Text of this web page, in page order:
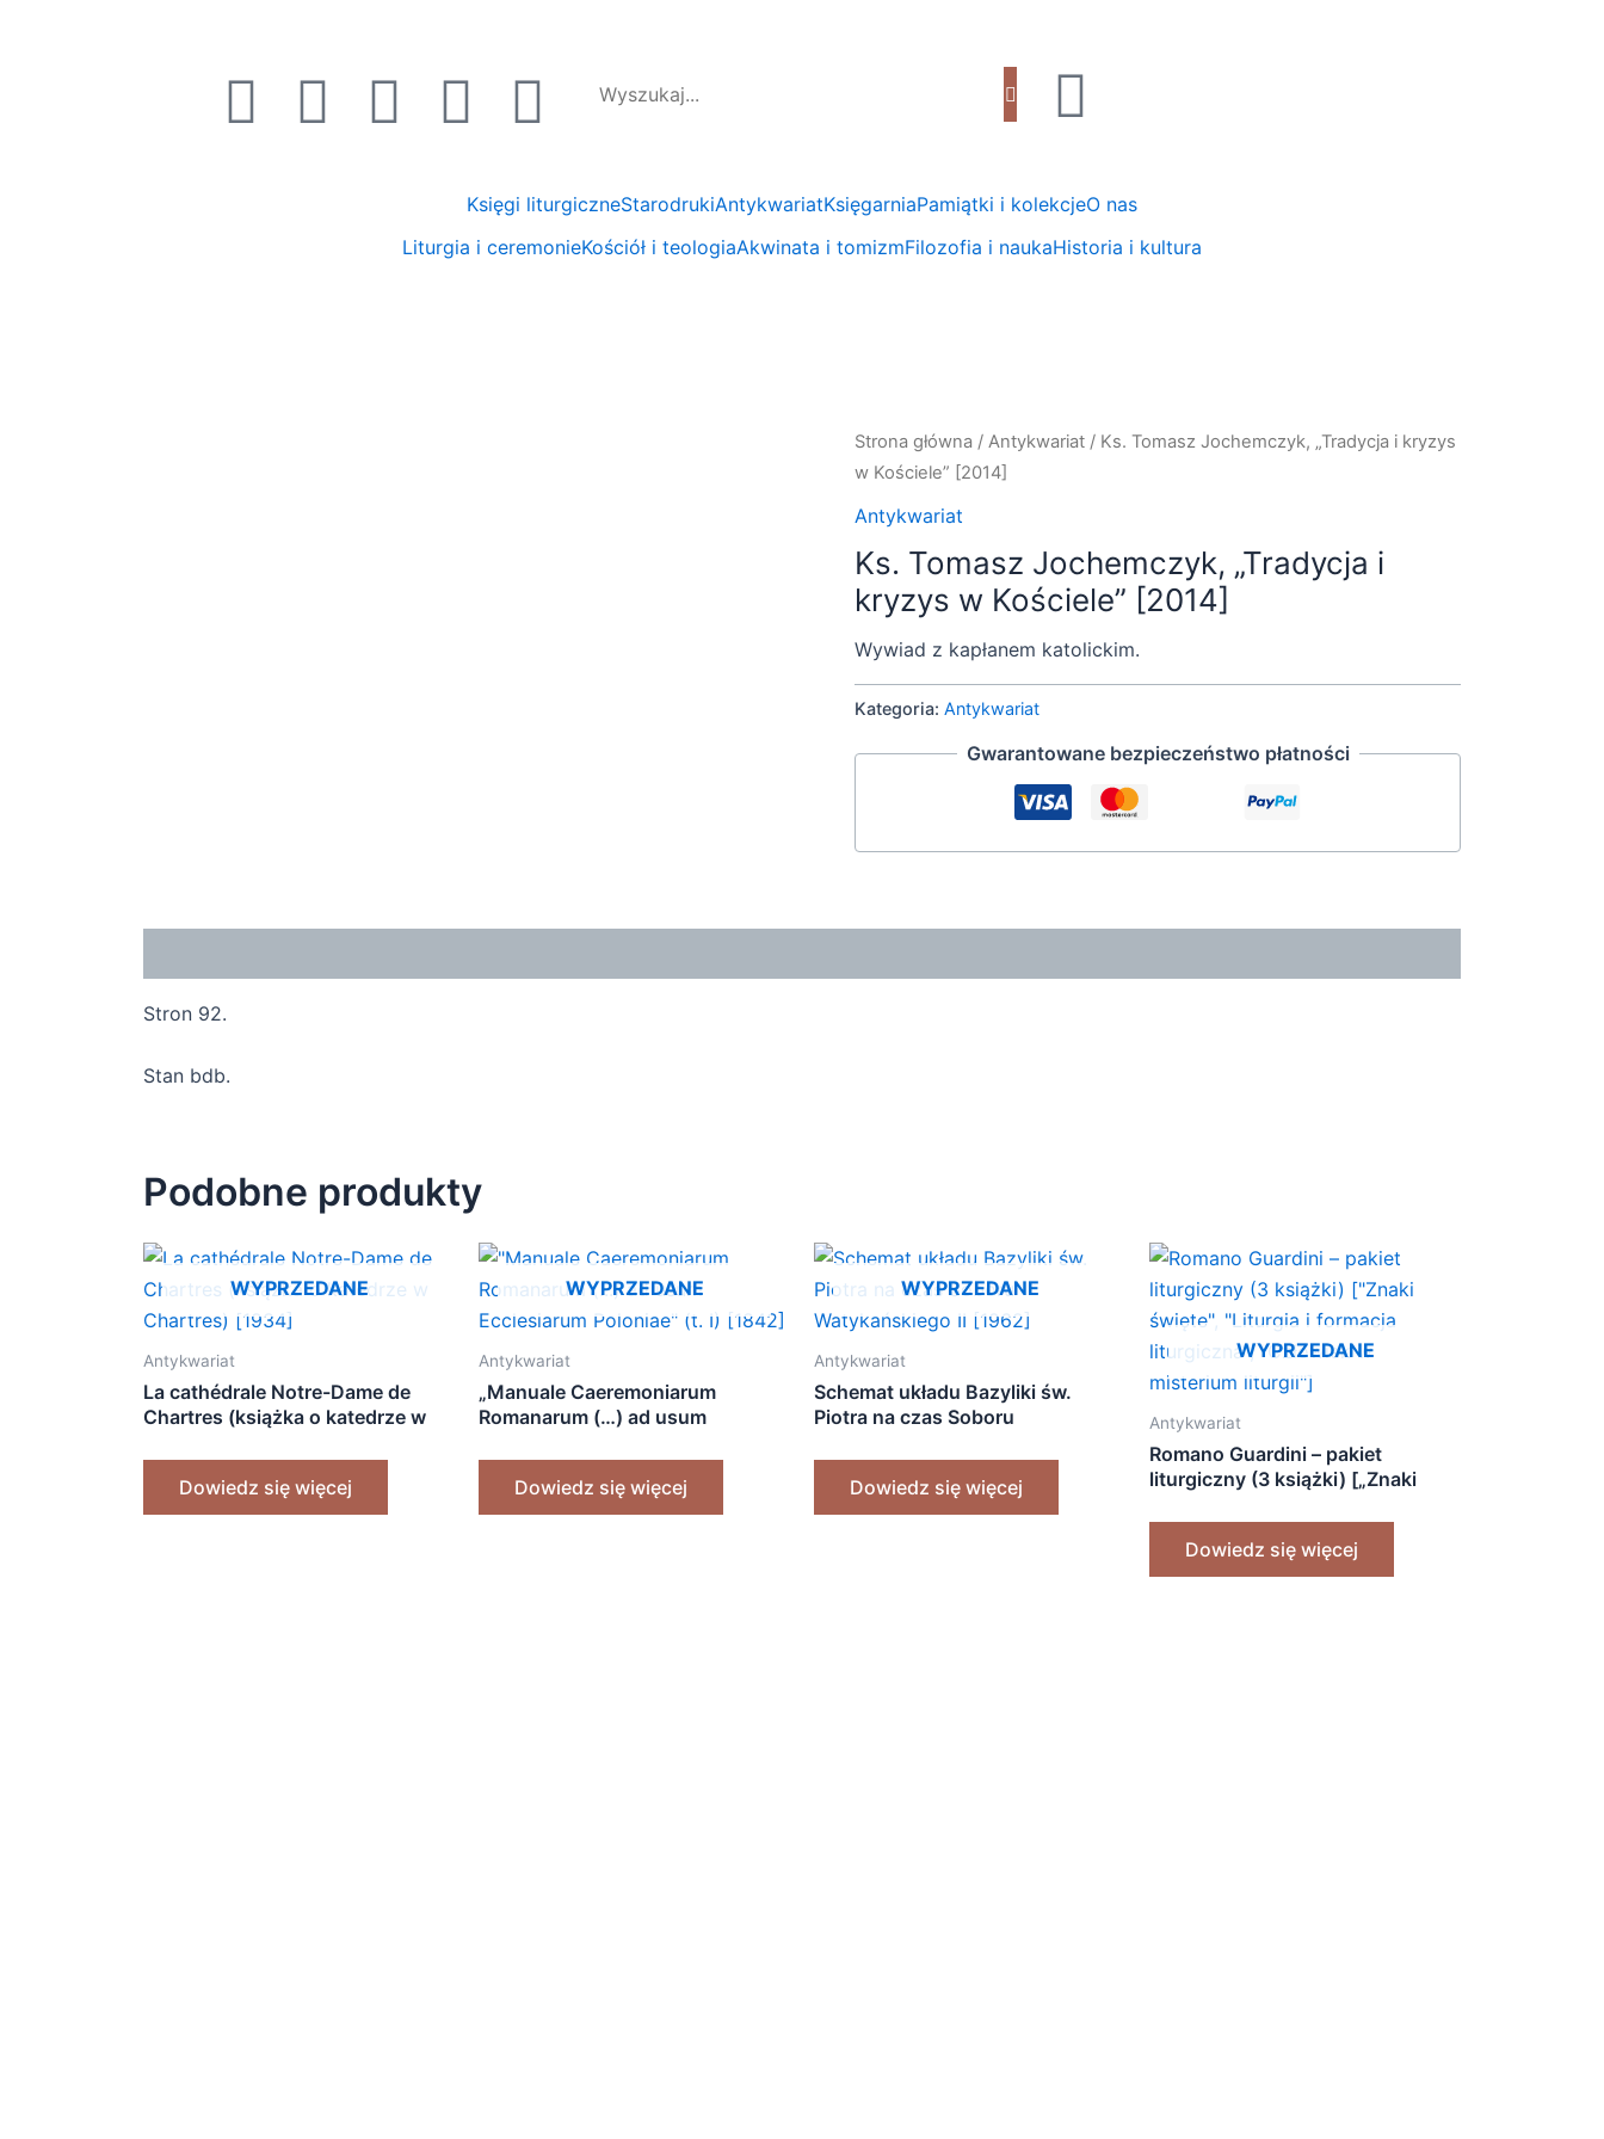
Księgi liturgiczneStarodrukiAntykwariatKsięgarniaPamiątki i kolekcjeO nas
Liturgia i ceremonieKościół i teologiaAkwinata i tomizmFilozofia i naukaHistoria i kultura
Strona główna /Antykwariat / Ks. Tomasz Jochemczyk, „Tradycja i kryzys
w Kościele” [2014]
Antykwariat
Ks. Tomasz Jochemczyk, „Tradycja i
kryzys w Kościele” [2014]
Wywiad z kapłanem katolickim.
Kategoria:Antykwariat
Gwarantowane bezpieczeństwo płatności
Stron 92.
Stan bdb.
Podobne produkty
WYPRZEDANE
Antykwariat
La cathédrale Notre-Dame de
Chartres (książka o katedrze w
Dowiedz się więcej
WYPRZEDANE
Antykwariat
„Manuale Caeremoniarum
Romanarum (…) ad usum
Dowiedz się więcej
WYPRZEDANE
Antykwariat
Schemat układu Bazyliki św.
Piotra na czas Soboru
Dowiedz się więcej
WYPRZEDANE
Antykwariat
Romano Guardini – pakiet
liturgiczny (3 książki) [„Znaki
liturgiczna”, „Człowiek w
misterium liturgii”]
Dowiedz się więcej